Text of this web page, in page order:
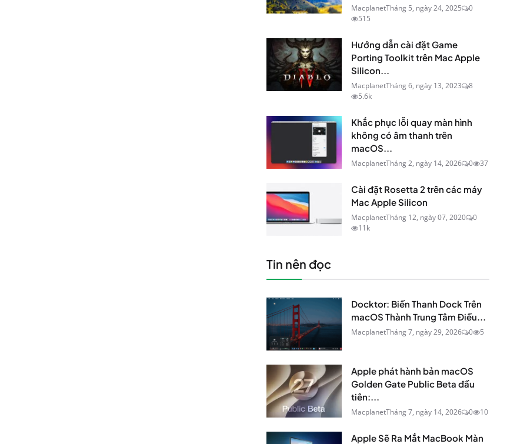
MacplanetTháng 5, ngày 24, 2025
0
515
Hướng dẫn cài đặt Game
Porting Toolkit trên Mac Apple
Silicon...
MacplanetTháng 6, ngày 13, 2023
8
5.6k
Khắc phục lỗi quay màn hình
không có âm thanh trên
macOS...
MacplanetTháng 2, ngày 14, 2026 0 37
Cài đặt Rosetta 2 trên các máy
Mac Apple Silicon
MacplanetTháng 12, ngày 07, 2020
0
11k
Tin nên đọc
Docktor: Biến Thanh Dock Trên
macOS Thành Trung Tâm Điều...
MacplanetTháng 7, ngày 29, 2026 0 5
Apple phát hành bản macOS
Golden Gate Public Beta đầu
tiên:...
MacplanetTháng 7, ngày 14, 2026 0 10
Apple Sẽ Ra Mắt MacBook Màn